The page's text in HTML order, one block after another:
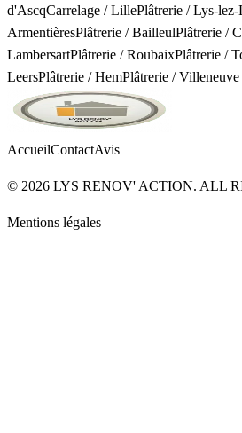
d'AscqCarrelage / LillePlâtrerie / Lys-
ArmentièresPlâtrerie / BailleulPlâtrerie /
LambersartPlâtrerie / RoubaixPlâtrerie /
LeersPlâtrerie / HemPlâtrerie /
AccueilContactAvis
© 2026 LYS RENOV' ACTION. ALL
Mentions légales